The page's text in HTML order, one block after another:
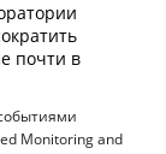
почти в
Monitoring and